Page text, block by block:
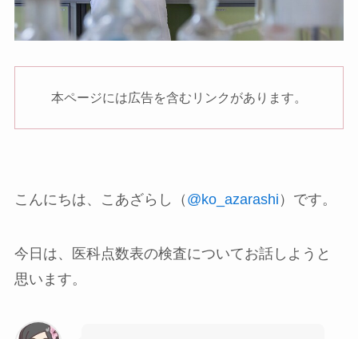
本ページには広告を含むリンクがあります。
こんにちは、こあざらし（ @ko_azarashi ）です。
今日は、医科点数表の検査についてお話しようと
思います。